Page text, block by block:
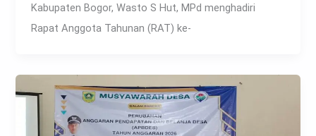
Kabupaten Bogor, Wasto S Hut, MPd menghadiri
Rapat Anggota Tahunan (RAT) ke-